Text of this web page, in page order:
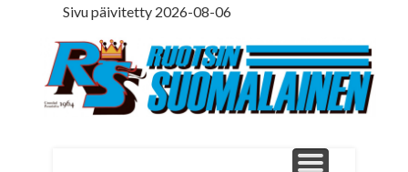
Sivu päivitetty 2026-08-06
ETUSIVU
PÄÄKIRJOITUS
MINNE MENNÄ
ILMOITUSOSASTO
LEHTITILAUS
NETTILEHTI
LEDARE PÅ SVENSKA
YHTEYSTIEDOT